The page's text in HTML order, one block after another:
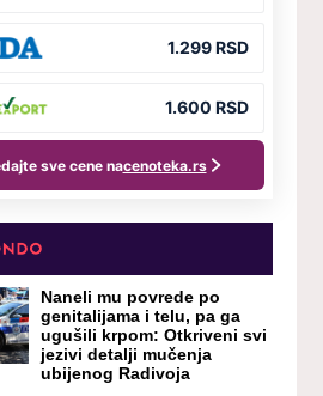
Naneli mu povrede po
genitalijama i telu, pa ga
ugušili krpom: Otkriveni svi
jezivi detalji mučenja
ubijenog Radivoja